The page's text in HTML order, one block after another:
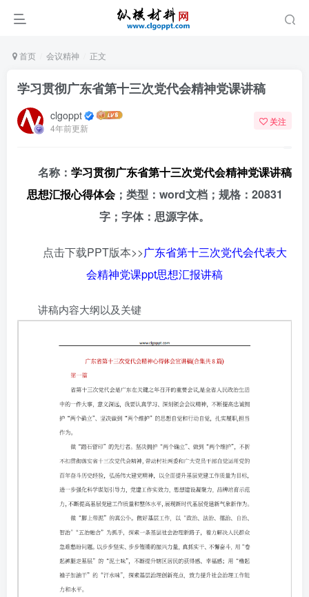
首页 会议精神 正文
学习贯彻广东省第十三次党代会精神党课讲稿
clgoppt
4年前更新
关注
名称： 学习贯彻广东省第十三次党代会精神党课讲稿
思想汇报心得体会；类型：word文档；规格：20831
字；字体：思源字体。
点击下载PPT版本>>广东省第十三次党代会代表大
会精神党课ppt思想汇报讲稿
讲稿内容大纲以及关键